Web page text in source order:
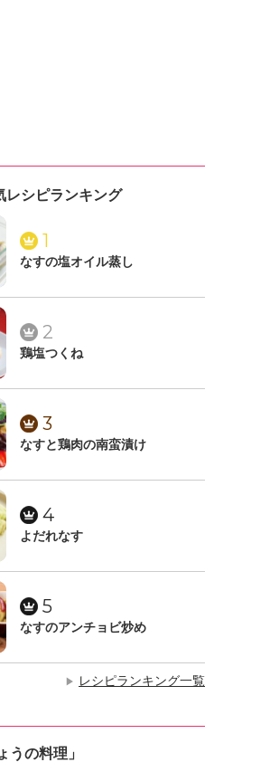
レシピランキング
1
なすの塩オイル蒸し
2
鶏塩つくね
3
なすと鶏肉の南蛮漬け
4
よだれなす
5
なすのアンチョビ炒め
▶ レシピランキング一覧
うの料理」